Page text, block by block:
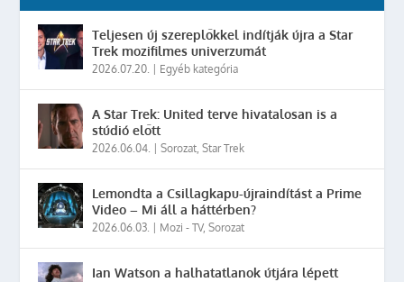
Teljesen új szereplőkkel indítják újra a Star
Trek mozifilmes univerzumát
2026.07.20. Egyéb kategória
A Star Trek: United terve hivatalosan is a
stúdió előtt
2026.06.04. |Sorozat,Star Trek
Lemondta a Csillagkapu-újraindítást a Prime
Video – Mi áll a háttérben?
2026.06.03. Mozi - TV,Sorozat
Ian Watson a halhatatlanok útjára lépett